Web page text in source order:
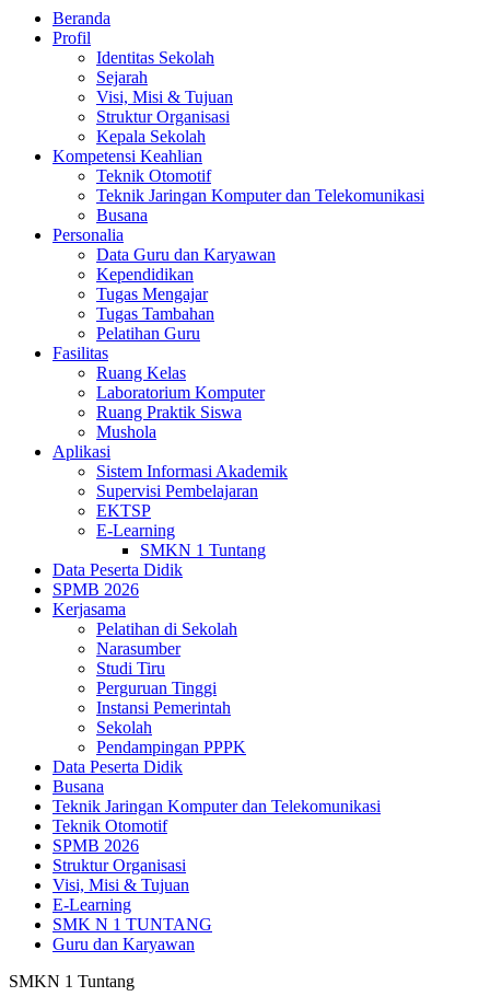
Beranda
Profil
Identitas Sekolah
Sejarah
Visi, Misi & Tujuan
Struktur Organisasi
Kepala Sekolah
Kompetensi Keahlian
Teknik Otomotif
Teknik Jaringan Komputer dan Telekomunikasi
Busana
Personalia
Data Guru dan Karyawan
Kependidikan
Tugas Mengajar
Tugas Tambahan
Pelatihan Guru
Fasilitas
Ruang Kelas
Laboratorium Komputer
Ruang Praktik Siswa
Mushola
Aplikasi
Sistem Informasi Akademik
Supervisi Pembelajaran
EKTSP
E-Learning
SMKN 1 Tuntang
Data Peserta Didik
SPMB 2026
Kerjasama
Pelatihan di Sekolah
Narasumber
Studi Tiru
Perguruan Tinggi
Instansi Pemerintah
Sekolah
Pendampingan PPPK
Data Peserta Didik
Busana
Teknik Jaringan Komputer dan Telekomunikasi
Teknik Otomotif
SPMB 2026
Struktur Organisasi
Visi, Misi & Tujuan
E-Learning
SMK N 1 TUNTANG
Guru dan Karyawan
SMKN 1 Tuntang